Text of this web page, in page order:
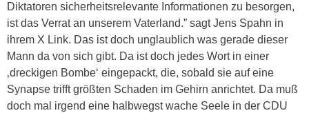
Diktatoren sicherheitsrelevante Informationen zu besorgen,
ist das Verrat an unserem Vaterland.” sagt Jens Spahn in
ihrem X Link. Das ist doch unglaublich was gerade dieser
Mann da von sich gibt. Da ist doch jedes Wort in einer
‚dreckigen Bombe‘ eingepackt, die, sobald sie auf eine
Synapse trifft größten Schaden im Gehirn anrichtet. Da muß
doch mal irgend eine halbwegst wache Seele in der CDU